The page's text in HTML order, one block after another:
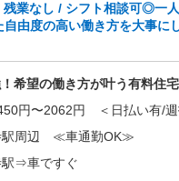
/●KM-H-2066923
熊本市中央区＊グルー
時給1450円〜2062円
通費全支給(ガソリン代含
熊本市中央区
残業なし / シフト相談可◎一
自由度の高い働き方を大事に
希望の働き方が叶う有料住
円〜2062円 ＜日払い有/
駅周辺 ≪車通勤OK≫
駅⇒車ですぐ